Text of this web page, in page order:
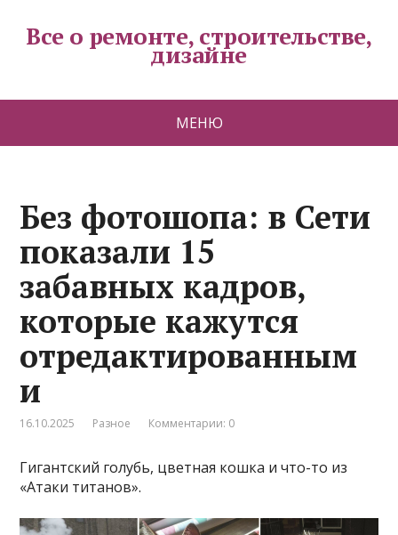
Все о ремонте, строительстве,
дизайне
МЕНЮ
Без фотошопа: в Сети
показали 15
забавных кадров,
которые кажутся
отредактированным
и
16.10.2025 Разное Комментарии: 0
Гигантский голубь, цветная кошка и что-то из
«Атаки титанов».